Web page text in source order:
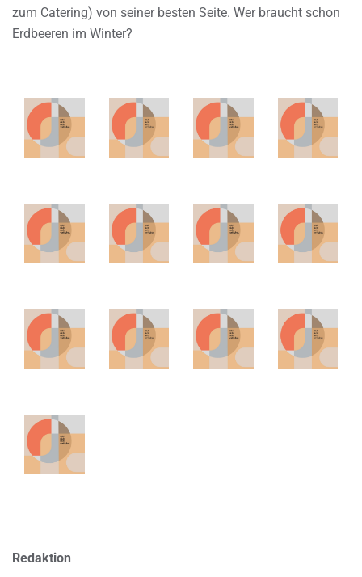
zum Catering) von seiner besten Seite. Wer braucht schon
Erdbeeren im Winter?
Redaktion